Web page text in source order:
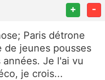
+ -
Paris détrone
de jeunes pousses
Je l'ai vu
je crois...